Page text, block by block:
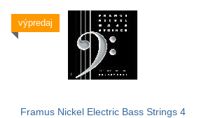
výpredaj
Framus Nickel Electric Bass Strings 4